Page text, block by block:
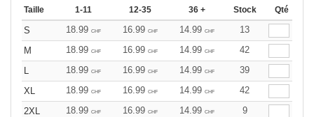
Taille 1-11 12-35 36 + Stock Qté
S 18.99 CHF 16.99 CHF 14.99 CHF
13
M
18.99 CHF 16.99 CHF 14.99 CHF
42
L
18.99 CHF 16.99 CHF 14.99 CHF
39
XL
18.99 CHF 16.99 CHF 14.99 CHF
42
2XL
18.99 CHF 16.99 CHF 14.99 CHF
9